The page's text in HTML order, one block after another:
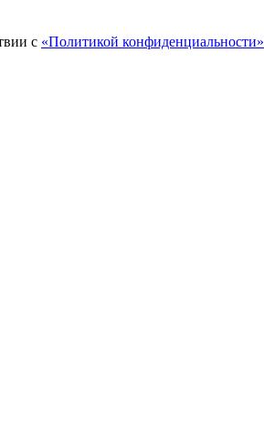
с «Политикой конфиденциальности»